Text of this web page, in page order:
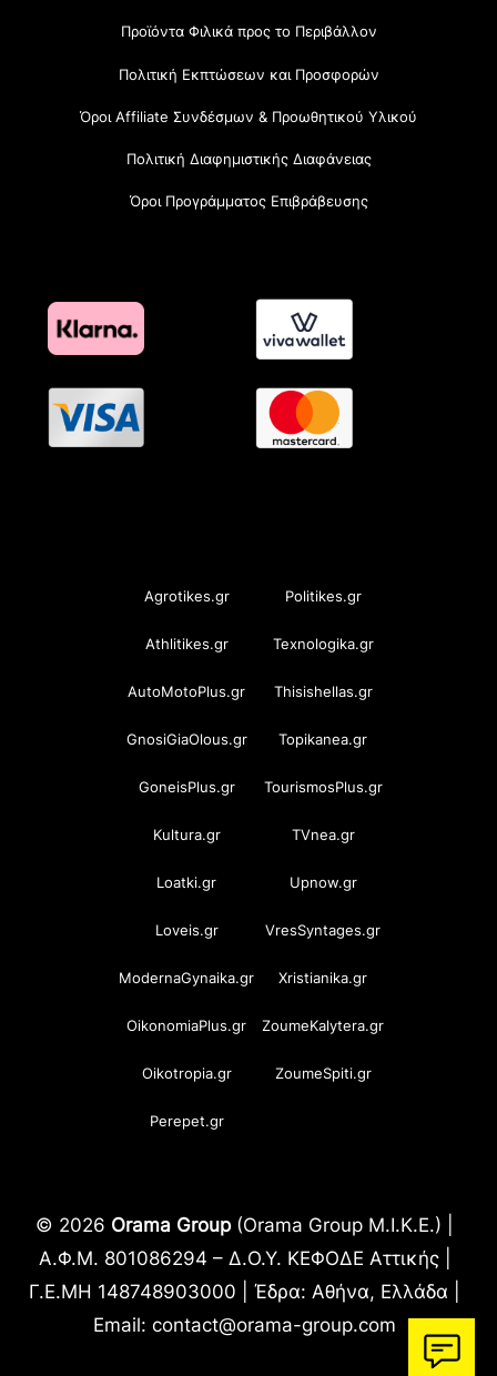
Προϊόντα Φιλικά προς το Περιβάλλον
Πολιτική Εκπτώσεων και Προσφορών
Όροι Affiliate Συνδέσμων & Προωθητικού Υλικού
Πολιτική Διαφημιστικής Διαφάνειας
Όροι Προγράμματος Επιβράβευσης
Agrotikes.gr Politikes.gr
Athlitikes.gr Texnologika.gr
AutoMotoPlus.gr Thisishellas.gr
GnosiGiaOlous.gr Topikanea.gr
GoneisPlus.gr TourismosPlus.gr
Kultura.gr TVnea.gr
Loatki.gr Upnow.gr
Loveis.gr VresSyntages.gr
ModernaGynaika.gr Xristianika.gr
OikonomiaPlus.gr ZoumeKalytera.gr
Oikotropia.gr ZoumeSpiti.gr
Perepet.gr
© 2026 Orama Group(Orama Group Μ.Ι.Κ.Ε.) |
Α.Φ.Μ. 801086294 – Δ.Ο.Υ. ΚΕΦΟΔΕ Αττικής |
Γ.Ε.ΜΗ 148748903000 | Έδρα: Αθήνα, Ελλάδα |
Email: contact@orama-group.com